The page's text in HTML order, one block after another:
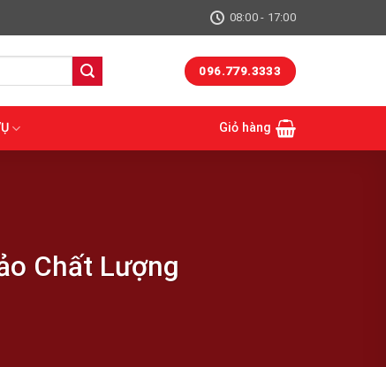
08:00 - 17:00
096.779.3333
Giỏ hàng
Chất Lượng